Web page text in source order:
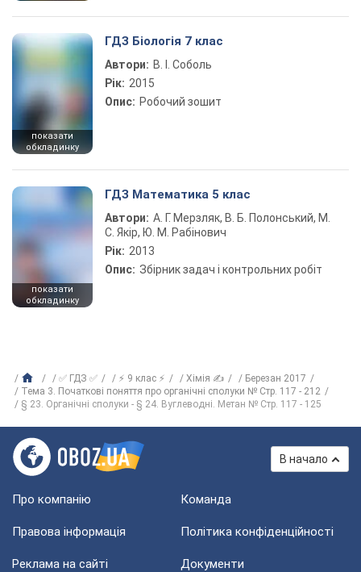
показати
обкладинку
ГДЗ Біологія 7 клас
Автори: В. І. Соболь
Рік: 2015
Опис: Робочий зошит
показати
обкладинку
ГДЗ Математика 5 клас
Автори: А. Г. Мерзляк, В. Б. Полонський, М.
С. Якір, Ю. М. Рабінович
Рік: 2013
Опис: Збірник задач і контрольних робіт
✅ ГДЗ ✅ ⚡ 9 клас ⚡ Хімія ✍
Березан 2017
Тема 3. Початкові поняття про органічні сполуки № Стр. 117 - 212
§ 23. Органічні сполуки - § 24. Вуглеводні. Метан № Стр. 117 - 125
В начало
Про компанію Команда
Правова інформація Політика конфіденційності
Реклама на сайті Документи